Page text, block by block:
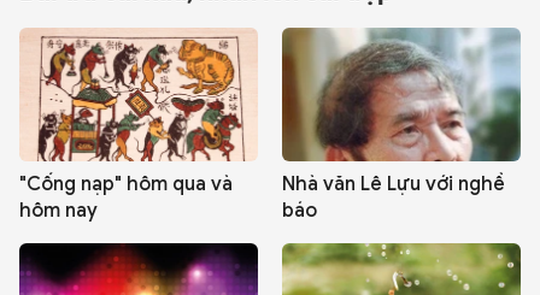
"Cống nạp" hôm qua và
hôm nay
Nhà văn Lê Lựu với nghề
báo